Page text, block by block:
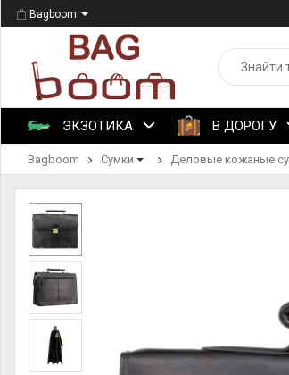
Bagboom
ЭКЗОТИКА В ДОРОГУ
Bagboom Сумки Деловые кожаные